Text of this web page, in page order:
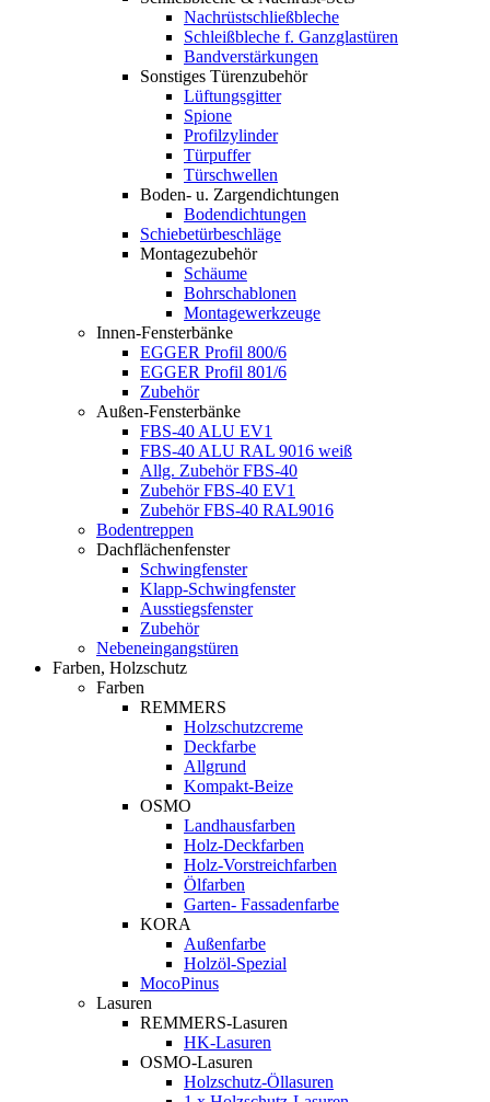
Nachrüstschließbleche
Schleißbleche f. Ganzglastüren
Bandverstärkungen
Sonstiges Türenzubehör
Lüftungsgitter
Spione
Profilzylinder
Türpuffer
Türschwellen
Boden- u. Zargendichtungen
Bodendichtungen
Schiebetürbeschläge
Montagezubehör
Schäume
Bohrschablonen
Montagewerkzeuge
Innen-Fensterbänke
EGGER Profil 800/6
EGGER Profil 801/6
Zubehör
Außen-Fensterbänke
FBS-40 ALU EV1
FBS-40 ALU RAL 9016 weiß
Allg. Zubehör FBS-40
Zubehör FBS-40 EV1
Zubehör FBS-40 RAL9016
Bodentreppen
Dachflächenfenster
Schwingfenster
Klapp-Schwingfenster
Ausstiegsfenster
Zubehör
Nebeneingangstüren
Farben, Holzschutz
Farben
REMMERS
Holzschutzcreme
Deckfarbe
Allgrund
Kompakt-Beize
OSMO
Landhausfarben
Holz-Deckfarben
Holz-Vorstreichfarben
Ölfarben
Garten- Fassadenfarbe
KORA
Außenfarbe
Holzöl-Spezial
MocoPinus
Lasuren
REMMERS-Lasuren
HK-Lasuren
OSMO-Lasuren
Holzschutz-Öllasuren